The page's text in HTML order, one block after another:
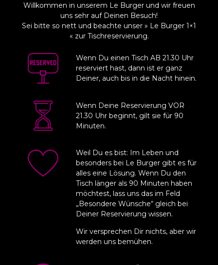
Willkommen in unserem Le Burger und wir freuen
uns sehr auf Deinen Besuch!
Sei bitte so nett und beachte unser » Le Burger 1×1
« zur Tischreservierung.
Wenn Du einen Tisch AB 21.30 Uhr
reserviert hast, dann ist er ganz
Deiner, auch bis in die Nacht hinein.
Wenn Deine Reservierung VOR
21.30 Uhr beginnt, gilt sie für 90
Minuten.
Weil Du es bist: Im Leben und
besonders bei Le Burger gibt es für
alles eine Lösung. Wenn Du den
Tisch länger als 90 Minuten haben
möchtest, lass uns das im Feld
„Besondere Wünsche“ gleich bei
Deiner Reservierung wissen.
Wir versprechen Dir nichts, aber wir
werden uns bemühen.